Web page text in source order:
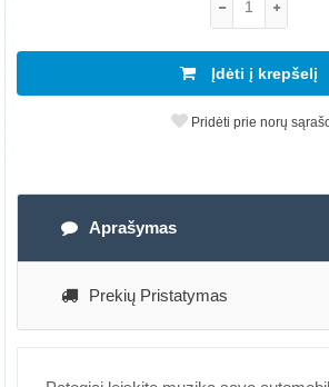
Įdėti į krepšelį
Pridėti prie norų
Aprašymas
Prekių Pristatymas